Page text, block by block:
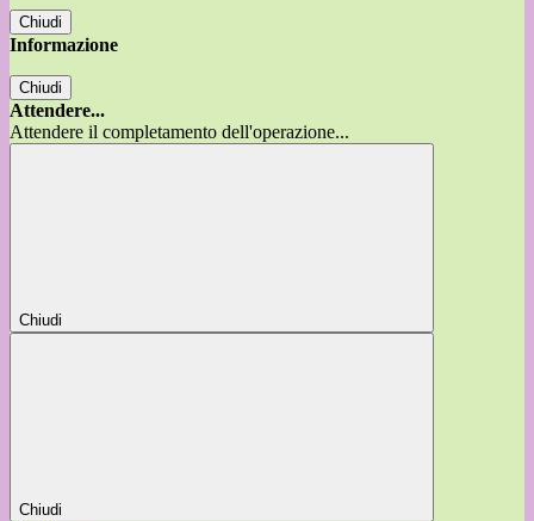
Chiudi
Informazione
Chiudi
Attendere...
Attendere il completamento dell'operazione...
Chiudi
Chiudi